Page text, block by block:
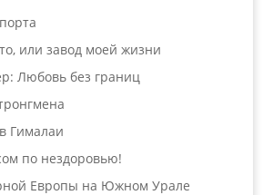
или завод моей жизни
Любовь без границ
Гималаи
по нездоровью!
Европы на Южном Урале